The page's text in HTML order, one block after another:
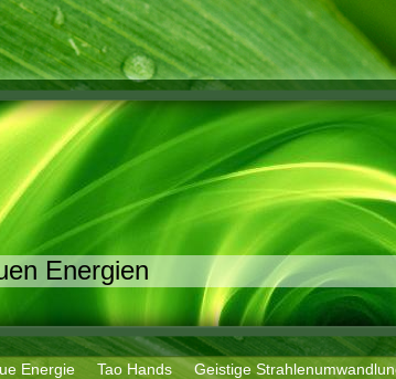
Energien
Energie Tao Hands
Geistige